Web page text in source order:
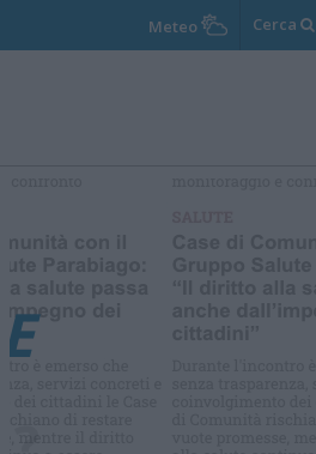
Meteo Cerca